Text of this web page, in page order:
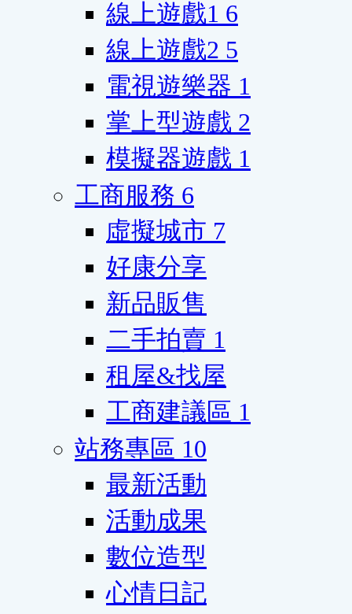
線上遊戲1 6
線上遊戲2 5
電視遊樂器 1
掌上型遊戲 2
模擬器遊戲 1
工商服務 6
虛擬城市 7
好康分享
新品販售
二手拍賣 1
租屋&找屋
工商建議區 1
站務專區 10
最新活動
活動成果
數位造型
心情日記